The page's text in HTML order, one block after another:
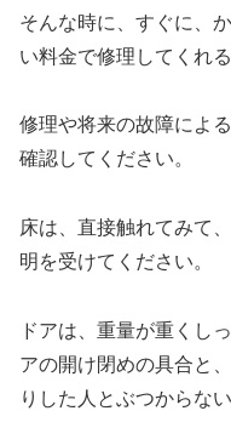
そんな時に、すぐに、
い料金で修理してくれ
修理や将来の故障によ
確認してください。
床は、直接触れてみて
明を受けてください。
ドアは、重量が重くし
アの開け閉めの具合と
りした人とぶつからない